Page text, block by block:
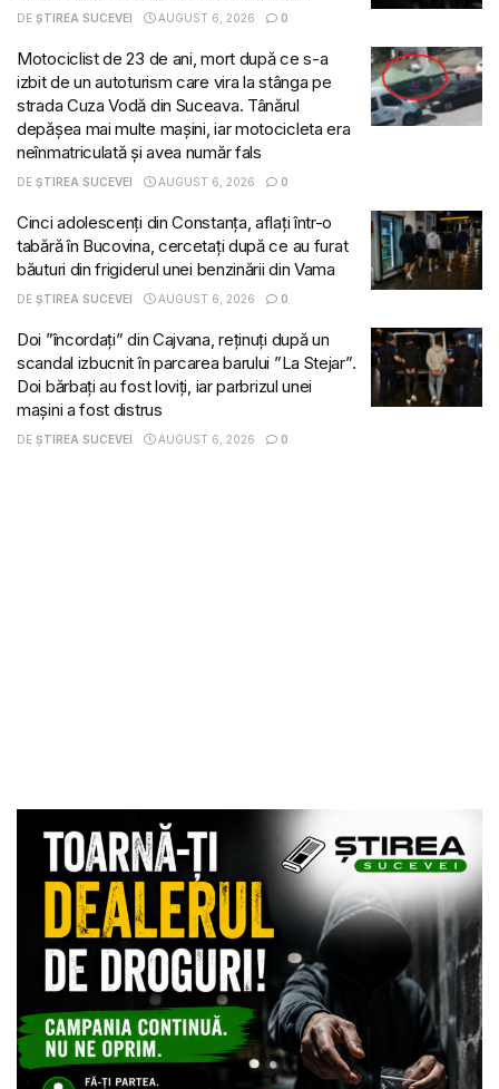
DE ȘTIREA SUCEVEI AUGUST 6, 2026 0
Motociclist de 23 de ani, mort după ce s-a
izbit de un autoturism care vira la stânga pe
strada Cuza Vodă din Suceava. Tânărul
depășea mai multe mașini, iar motocicleta era
neînmatriculată și avea număr fals
DE ȘTIREA SUCEVEI AUGUST 6, 2026 0
Cinci adolescenți din Constanța, aflați într-o
tabără în Bucovina, cercetați după ce au furat
băuturi din frigiderul unei benzinării din Vama
DE ȘTIREA SUCEVEI AUGUST 6, 2026 0
Doi ”încordați” din Cajvana, reținuți după un
scandal izbucnit în parcarea barului ”La Stejar”.
Doi bărbați au fost loviți, iar parbrizul unei
mașini a fost distrus
DE ȘTIREA SUCEVEI AUGUST 6, 2026 0